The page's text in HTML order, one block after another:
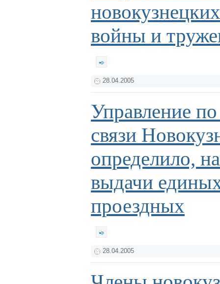
войны и
28.04.2005
Управление
связи
определило,
выдачи
проездных
28.04.2005